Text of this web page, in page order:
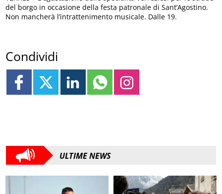
del borgo in occasione della festa patronale di Sant’Agostino.
Non mancherà l’intrattenimento musicale. Dalle 19.
Condividi
ULTIME NEWS